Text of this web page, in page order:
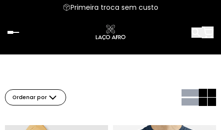
Primeira troca sem custo
Ordenar por